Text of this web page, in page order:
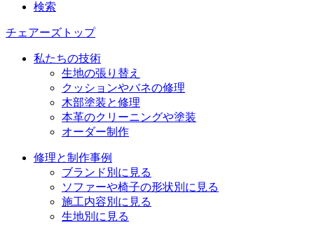
検索
チェアーズトップ
私たちの技術
生地の張り替え
クッションやバネの修理
木部塗装と修理
本革のクリーニングや塗装
オーダー制作
修理と制作事例
ブランド別に見る
ソファーや椅子の形状別に見る
施工内容別に見る
生地別に見る